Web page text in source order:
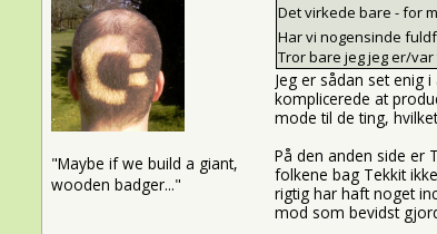
"Maybe if we build a giant,
wooden badger..."
Det virkede bare - for
Har vi nogensinde
Tror bare jeg jeg er/
Jeg er sådan set enig
komplicerede at
mode til de ting,
På den anden side er
folkene bag Tekkit
rigtig har haft noget
mod som bevidst